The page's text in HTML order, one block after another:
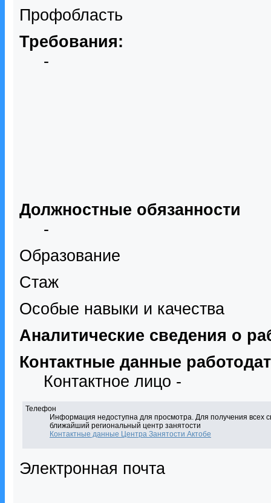
Профобласть
Требования:
-
Должностные обязанности
-
Образование
Стаж
Особые навыки и качества
Аналитические сведения о
Контактные данные
Контактное лицо -
Телефон
Информация недоступна для просмотра. Для получения всех
ближайший региональный центр занятости
Контактные данные Центра Занятости Актобе
Электронная почта